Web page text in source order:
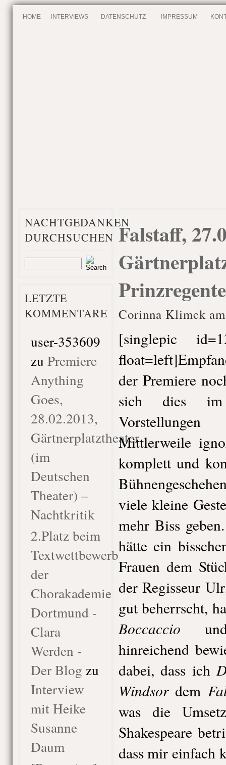
HOME INTERVIEWS DATENSCHUTZ IMPRESSUM
NACHTGEDANKEN
DURCHSUCHEN
LETZTE
KOMMENTARE
user-353609
zu Premiere
Anything
Goes,
28.02.2013,
Gärtnerplatztheater
(im
Deutschen
Theater) –
Nachtkritik
2.Platz beim
Textwettbewerb
der
Chorakademie
Dortmund -
Clara
Werden -
Der Blog zu
Interview
mit Heike
Susanne
Daum
Falstaff,
Corinna Klimek
[singlepic
der Premiere
sich dies
Mittlerweile
komplett und
viele kleine
mehr Biss
hätte ein
Frauen dem
der Regisseur
gut beherrscht,
Boccaccio
hinreichend
dabei, dass ich
Windsordem
was die
Shakespeare
dass mir einfach